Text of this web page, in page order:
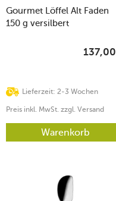
Gourmet Löffel Alt Faden
150 g versilbert
Lieferzeit: 2-3 Wochen
137,00
Preis inkl. MwSt. zzgl. Versand
Warenkorb